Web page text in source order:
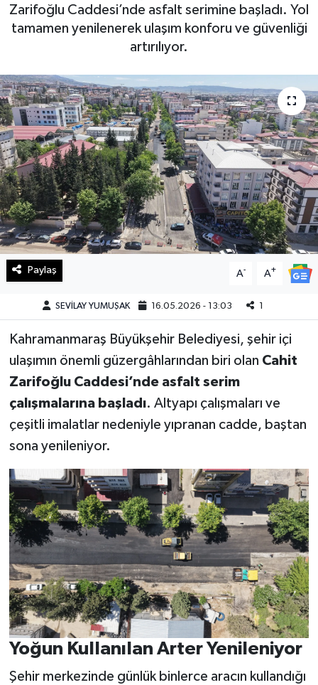
Zarifoğlu Caddesi’nde asfalt serimine başladı. Yol
tamamen yenilenerek ulaşım konforu ve güvenliği
artırılıyor.
Paylaş A- A+
SEVİLAY YUMUŞAK 16.05.2026 - 13:03 1
Kahramanmaraş Büyükşehir Belediyesi, şehir içi
ulaşımın önemli güzergâhlarından biri olan Cahit
Zarifoğlu Caddesi’nde asfalt serim
çalışmalarına başladı. Altyapı çalışmaları ve
çeşitli imalatlar nedeniyle yıpranan cadde, baştan
sona yenileniyor.
Yoğun Kullanılan Arter Yenileniyor
Şehir merkezinde günlük binlerce aracın kullandığı
Haberde İnsan
Magazin
Manşet Altı
Manşetler
Resmi İlan
Sağlık
Spor
Yaşam
KAHRAMANMARAŞ